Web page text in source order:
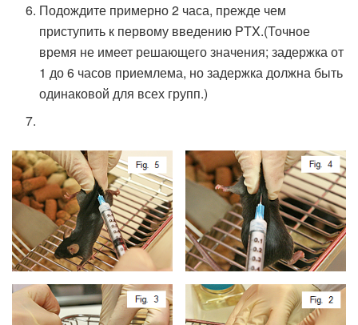
Подождите примерно 2 часа, прежде чем
приступить к первому введению PTX.(Точное
время не имеет решающего значения; задержка от
1 до 6 часов приемлема, но задержка должна быть
одинаковой для всех групп.)